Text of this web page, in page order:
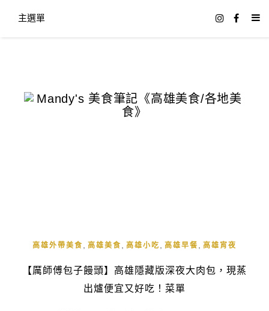
主選單
高雄外帶美食 高雄美食 高雄小吃 高雄早餐 高雄宵夜
【厲師傅包子饅頭】高雄隱藏版深夜大肉包，現蒸
出爐便宜又好吃！菜單